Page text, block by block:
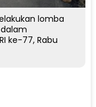
lomba
ke-77, Rabu